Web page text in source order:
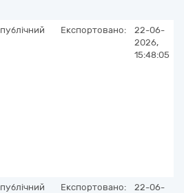
публічний Експортовано:
22-06-
2026,
15:48:05
публічний Експортовано:
22-06-